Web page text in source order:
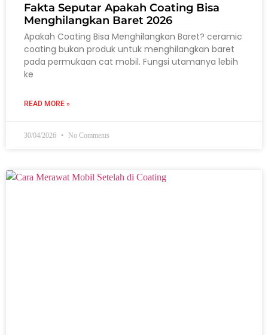
Fakta Seputar Apakah Coating Bisa
Menghilangkan Baret 2026
Apakah Coating Bisa Menghilangkan Baret? ceramic
coating bukan produk untuk menghilangkan baret
pada permukaan cat mobil. Fungsi utamanya lebih
ke
READ MORE »
30/04/2026 No Comments